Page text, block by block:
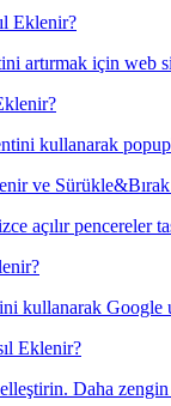
Eklenir?
artırmak için web
kullanarak
ve
açılır
kullanarak
Eklenir?
Daha